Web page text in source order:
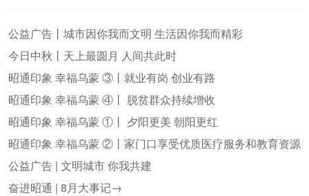
公益广告丨城市因你我而文明 生活因你我而精彩
今日中秋丨天上最圆月 人间共此时
昭通印象 幸福乌蒙 ③丨就业有岗 创业有路
昭通印象 幸福乌蒙 ④丨 脱贫群众持续增收
昭通印象 幸福乌蒙 ①丨 夕阳更美 朝阳更红
昭通印象 幸福乌蒙 ②丨家门口享受优质医疗服务和教育资源
公益广告 | 文明城市 你我共建
奋进昭通 | 8月大事记→